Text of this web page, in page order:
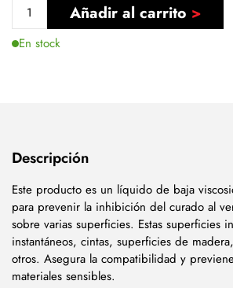
Añadir al carrito
En stock
Descripción
Este producto es un líquido de baja
para prevenir la inhibición del curado al
sobre varias superficies. Estas superficies
instantáneos, cintas, superficies de
otros. Asegura la compatibilidad y
materiales sensibles.